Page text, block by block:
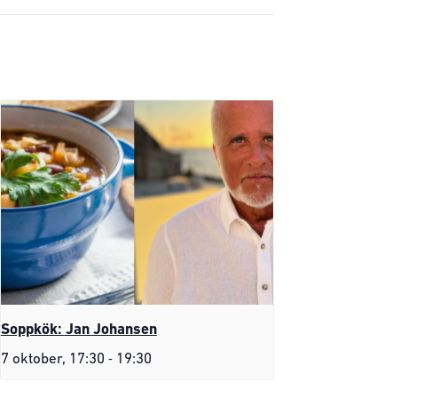
Soppkök: Jan Johansen
7 oktober, 17:30 - 19:30